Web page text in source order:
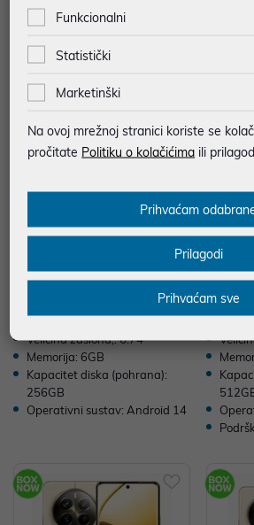
Operativni sustav: Android 14
Smartphone RealMe C61, 6,74" ,
6GB/256GB, Zeleni, 130010134
942
199,00 €
Veličina zaslona,: 6.74"
Memorija: 6GB
Kapacitet diska (pohrana):
256GB
Operativni sustav: Android 14
6,7" ,
Funkcionalni
Statistički
Marketinški
Na ovoj mrežnoj stranici koriste se
pročitate Politiku o kolačićima ili
Prihvaćam
Prilagodi
Prihvaćam sve